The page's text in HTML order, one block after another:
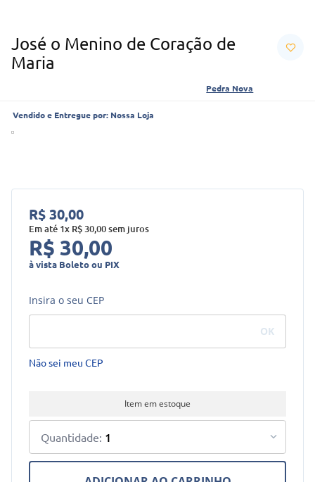
José o Menino de Coração de
Maria
Pedra Nova
Vendido e Entregue por: Nossa Loja
R$30,00
Em até 1x R$30,00sem juros
R$ 30,00
à vista Boleto ou PIX
Insira o seu CEP
Não sei meu CEP
Item em estoque
1